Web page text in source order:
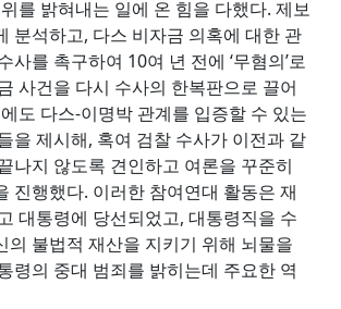
를 밝혀내는 일에 온 힘을 다했다. 제보
분석하고, 다스 비자금 의혹에 대한 관
사를 촉구하여 10여 년 전에 ‘무혐의’로
사건을 다시 수사의 한복판으로 끌어
도 다스-이명박 관계를 입증할 수 있는
을 제시해, 혹여 검찰 수사가 이전과 같
나지 않도록 견인하고 여론을 꾸준히
진행했다. 이러한 참여연대 활동은 재
대통령에 당선되었고, 대통령직을 수
의 불법적 재산을 지키기 위해 뇌물을
령의 중대 범죄를 밝히는데 주요한 역